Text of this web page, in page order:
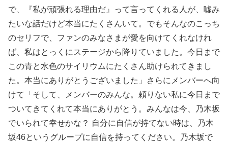
で、『私が頑張れる理由だ』って言ってくれる人が、嘘み
たいな話だけど本当にたくさんいて。でもそんなのこっち
のセリフで、ファンのみなさまが愛を向けてくれなけれ
ば、私はとっくにステージから降りていました。今日まで
この青と水色のサイリウムにたくさん助けられてきまし
た。本当にありがとうございました」さらにメンバーへ向
けて「そして、メンバーのみんな。頼りない私に今日まで
ついてきてくれて本当にありがとう。みんなは今、乃木坂
でいられて幸せかな？ 自分に自信が持てない時は、乃木
坂46というグループに自信を持ってください。乃木坂で